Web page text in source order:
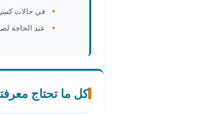
في حالات
عند الحاجة
كل ما تحتاج